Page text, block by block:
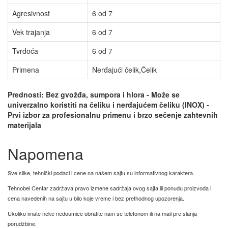
Agresivnost
6 od 7
Vek trajanja
6 od 7
Tvrdoća
6 od 7
Primena
Nerđajući čelik,Čelik
Prednosti: Bez gvožđa, sumpora i hlora - Može se
univerzalno koristiti na čeliku i nerđajućem čeliku (INOX) -
Prvi izbor za profesionalnu primenu i brzo sečenje zahtevnih
materijala
Napomena
Sve slike, tehnički podaci i cene na našem sajtu su informativnog karaktera.
Tehnobel Centar zadržava pravo izmene sadržaja ovog sajta ili ponudu proizvoda i
cena navedenih na sajtu u bilo koje vreme i bez prethodnog upozorenja.
Ukoliko imate neke nedoumice obratite nam se telefonom ili na mail pre slanja
porudžbine.